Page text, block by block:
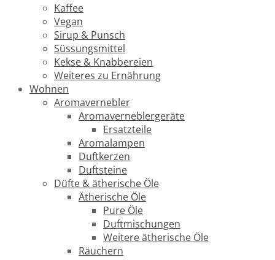
Kaffee
Vegan
Sirup & Punsch
Süssungsmittel
Kekse & Knabbereien
Weiteres zu Ernährung
Wohnen
Aromavernebler
Aromaverneblergeräte
Ersatzteile
Aromalampen
Duftkerzen
Duftsteine
Düfte & ätherische Öle
Ätherische Öle
Pure Öle
Duftmischungen
Weitere ätherische Öle
Räuchern